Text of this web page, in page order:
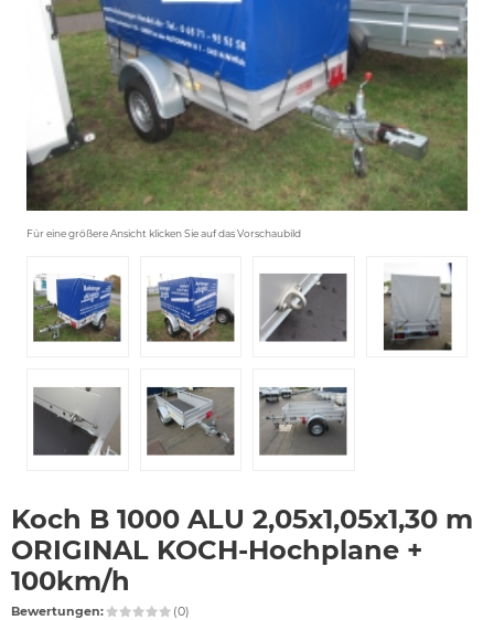
Für eine größere Ansicht klicken Sie auf das Vorschaubild
Koch B 1000 ALU 2,05x1,05x1,30 m
ORIGINAL KOCH-Hochplane +
100km/h
Bewertungen: (0)